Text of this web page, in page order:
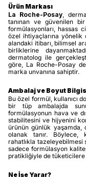
Ürün Markası
La Roche-Posay,
tanınan ve güvenilen
formülasyonları, hassas
özel ihtiyaçlarına
alandaki itibarı, bilimsel
birliklerine
dermatolog ile
göre, La Roche-Posay
marka unvanına sahiptir.
Ambalaj ve Boyut
Bu özel formül, kullanıcı
bir tüp ambalajda
formülasyonun hava ve
stabilitesini ve hijyenini
ürünün günlük yaşamda,
olanak tanır. Böylece,
rahatlıkla tazeleyebilmesi
sadece formülasyon
pratikliğiyle de
Ne İşe Yarar?